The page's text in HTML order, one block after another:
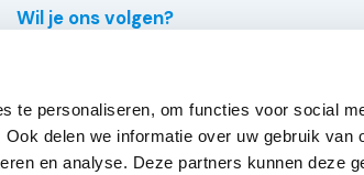
te personaliseren, om functies voor social
delen we informatie over uw gebruik van
en analyse. Deze partners kunnen deze
Wil je ons volgen?